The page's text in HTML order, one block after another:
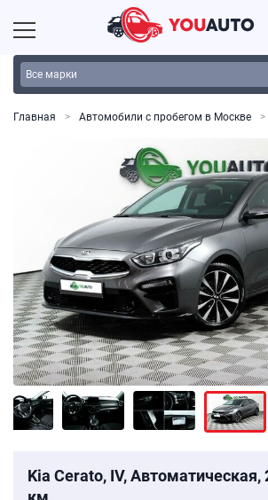
Главная Автомобили с пробегом в Москве
Kia Cerato, IV, Автоматическая,